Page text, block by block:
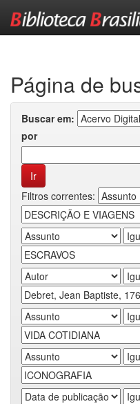
Página de
Buscar em:
por
Filtros correntes: